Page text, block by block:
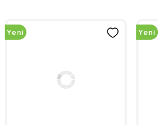
Yeni Yeni